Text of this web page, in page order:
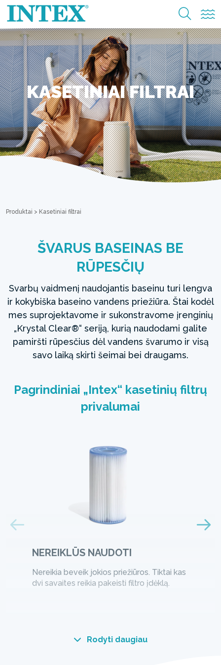
KASETINIAI FILTRAI
Produktai > Kasetiniai filtrai
ŠVARUS BASEINAS BE
RŪPESČIŲ
Svarbų vaidmenį naudojantis baseinu turi lengva
ir kokybiška baseino vandens priežiūra. Štai kodėl
mes suprojektavome ir sukonstravome įrenginių
„Krystal Clear®“ seriją, kurią naudodami galite
pamiršti rūpesčius dėl vandens švarumo ir visą
savo laiką skirti šeimai bei draugams.
Pagrindiniai „Intex“ kasetinių filtrų
privalumai
NEREIKLŪS NAUDOTI
Nereikia beveik jokios priežiūros. Tiktai kas
dvi savaites reikia pakeisti filtro įdėklą.
Rodyti daugiau